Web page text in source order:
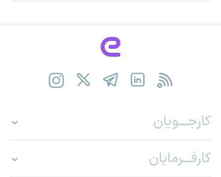
کارجـــویان
کارفـــرمایان